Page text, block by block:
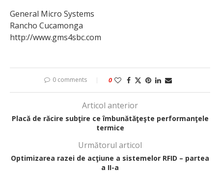
General Micro Systems
Rancho Cucamonga
http://www.gms4sbc.com
0 comments 0
Articol anterior
Placă de răcire subţire ce îmbunătăţeşte performanţele
termice
Următorul articol
Optimizarea razei de acţiune a sistemelor RFID – partea
a II-a